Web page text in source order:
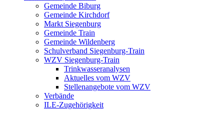
Gemeinde Biburg
Gemeinde Kirchdorf
Markt Siegenburg
Gemeinde Train
Gemeinde Wildenberg
Schulverband Siegenburg-Train
WZV Siegenburg-Train
Trinkwasseranalysen
Aktuelles vom WZV
Stellenangebote vom WZV
Verbände
ILE-Zugehörigkeit